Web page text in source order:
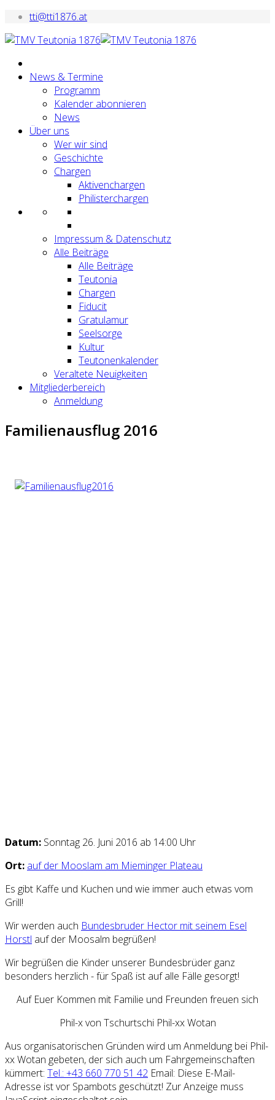
tti@tti1876.at
News & Termine
Programm
Kalender abonnieren
News
Über uns
Wer wir sind
Geschichte
Chargen
Aktivenchargen
Philisterchargen
Impressum & Datenschutz
Alle Beiträge
Alle Beiträge
Teutonia
Chargen
Fiducit
Gratulamur
Seelsorge
Kultur
Teutonenkalender
Veraltete Neuigkeiten
Mitgliederbereich
Anmeldung
Familienausflug 2016
Datum: Sonntag 26. Juni 2016 ab 14:00 Uhr
Ort: auf der Mooslam am Mieminger Plateau
Es gibt Kaffe und Kuchen und wie immer auch etwas vom
Grill!
Wir werden auch Bundesbruder Hector mit seinem Esel
Horstl auf der Moosalm begrüßen!
Wir begrüßen die Kinder unserer Bundesbrüder ganz
besonders herzlich - für Spaß ist auf alle Fälle gesorgt!
Auf Euer Kommen mit Familie und Freunden freuen sich
Phil-x von Tschurtschi Phil-xx Wotan
Aus organisatorischen Gründen wird um Anmeldung bei Phil-
xx Wotan gebeten, der sich auch um Fahrgemeinschaften
kümmert: Tel.: +43 660 770 51 42 Email: Diese E-Mail-
Adresse ist vor Spambots geschützt! Zur Anzeige muss